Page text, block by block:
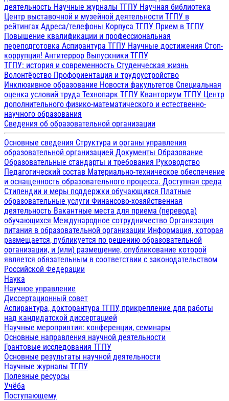
деятельность Научные журналы ТГПУ Научная библиотека
Центр выставочной и музейной деятельности ТГПУ в
рейтингах Адреса/телефоны Корпуса ТГПУ Прием в ТГПУ
Повышение квалификации и профессиональная
переподготовка Аспирантура ТГПУ Научные достижения Стоп-
коррупция! Антитеррор Выпускники ТГПУ
ТГПУ: история и современность Студенческая жизнь
Волонтёрство Профориентация и трудоустройство
Инклюзивное образование Новости факультетов Специальная
оценка условий труда Технопарк ТГПУ Кванториум ТГПУ Центр
дополнительного физико-математического и естественно-
научного образования
Сведения об образовательной организации
Основные сведения Структура и органы управления
образовательной организацией Документы Образование
Образовательные стандарты и требования Руководство
Педагогический состав Материально-техническое обеспечение
и оснащенность образовательного процесса. Доступная среда
Стипендии и меры поддержки обучающихся Платные
образовательные услуги Финансово-хозяйственная
деятельность Вакантные места для приема (перевода)
обучающихся Международное сотрудничество Организация
питания в образовательной организации Информация, которая
размещается, публикуется по решению образовательной
организации, и (или) размещение, опубликование которой
является обязательным в соответствии с законодательством
Российской Федерации
Наука
Научное управление
Диссертационный совет
Аспирантура, докторантура ТГПУ, прикрепление для работы
над кандидатской диссертацией
Научные мероприятия: конференции, семинары
Основные направления научной деятельности
Грантовые исследования ТГПУ
Основные результаты научной деятельности
Научные журналы ТГПУ
Полезные ресурсы
Учёба
Поступающему